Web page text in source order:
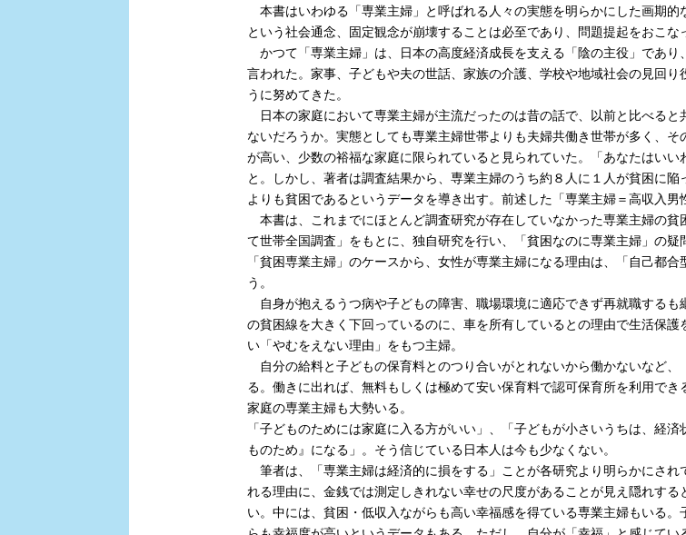
本書はいわゆる「専業主婦」と呼ばれる人々の実態を明らかにした画期的
という社会通念、固定観念が崩壊することは必至であり、問題提起をおこな
かつて「専業主婦」は、日本の高度経済成長を支える「陰の主役」であ
言われた。家事、子どもや夫の世話、家族の介護、学校や地域社会の見回
うに努めてきた。
日本の家庭において専業主婦が主流だったのは昔の話で、以前と比べる
ないだろうか。実態としても専業主婦世帯よりも夫婦共働き世帯が多く、
が高い、少数の裕福な家庭に限られていると見られていた。「あなたはいい
と。しかし、著者は調査結果から、専業主婦のうち約８人に１人が貧困に陥
よりも貧困であるというデータを導き出す。前述した「専業主婦＝高収入男
本書は、これまでにほとんど調査研究が存在していなかった専業主婦の
て世帯全国調査」をもとに、独自研究を行い、「貧困なのに専業主婦」の
「貧困専業主婦」のケースから、女性が専業主婦になる理由は、「自己都
う。
自身が抱えるうつ病や子どもの障害、職場環境に適応できず再就職する
の貧困線を大きく下回っているのに、車を所有しているとの理由で生活保
い「やむをえない理由」をもつ主婦。
自分の給料と子どもの保育料とのつり合いがとれないから働かないなど
る。働きに出れば、無料もしくは極めて安い保育料で認可保育所を利用で
家庭の専業主婦も大勢いる。
「子どものためには家庭に入る方がいい」、「子どもが小さいうちは、経
ものため』になる」。そう信じている日本人は今も少なくない。
筆者は、「専業主婦は経済的に損をする」ことが各研究より明らかにさ
れる理由に、金銭では測定しきれない幸せの尺度があることが見え隠れす
い。中には、貧困・低収入ながらも高い幸福感を得ている専業主婦もいる